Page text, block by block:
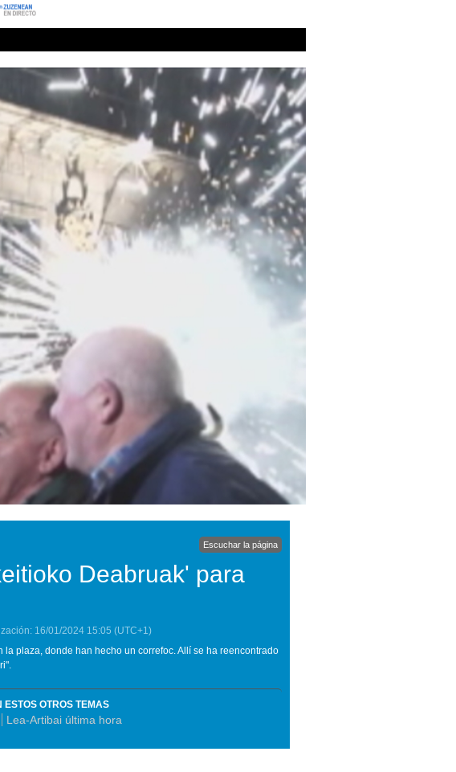
Escuchar la página
Deabruak' para
16/01/2024 15:05 (UTC+1)
la plaza, donde han hecho un correfoc. Allí se ha reencontrado
ESTOS OTROS TEMAS
Lea-Artibai última hora